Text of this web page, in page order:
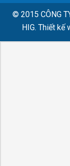
© 2015 CÔNG
HIG. Thiết kế